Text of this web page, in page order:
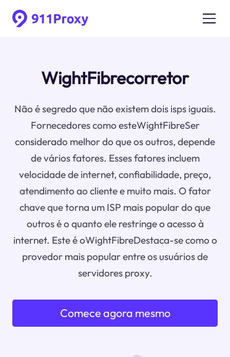
WightFibrecorretor
Não é segredo que não existem dois isps iguais.
Fornecedores como esteWightFibreSer
considerado melhor do que os outros, depende
de vários fatores. Esses fatores incluem
velocidade de internet, confiabilidade, preço,
atendimento ao cliente e muito mais. O fator
chave que torna um ISP mais popular do que
outros é o quanto ele restringe o acesso à
internet. Este é oWightFibreDestaca-se como o
provedor mais popular entre os usuários de
servidores proxy.
Comece agora mesmo